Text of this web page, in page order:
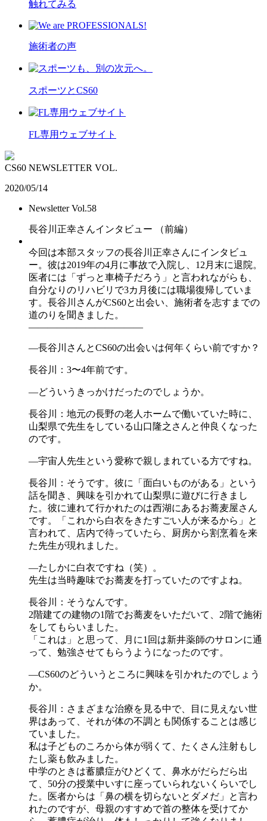
触れてみる
施術者の声
スポーツとCS60
FL専用ウェブサイト
CS60 NEWSLETTER VOL.
2020/05/14
Newsletter Vol.58
長谷川正幸さんインタビュー （前編）
今回は本部スタッフの長谷川正幸さんにインタビュ
ー。彼は2019年の4月に事故で入院し、12月末に退院。
医者には「ずっと車椅子だろう」と言われながらも、
自分なりのリハビリで3カ月後には職場復帰していま
す。長谷川さんがCS60と出会い、施術者を志すまでの
道のりを聞きました。
――――――――――――
―長谷川さんとCS60の出会いは何年くらい前ですか？
長谷川：3〜4年前です。
―どういうきっかけだったのでしょうか。
長谷川：地元の長野の老人ホームで働いていた時に、
山梨県で先生をしている山口隆之さんと仲良くなった
のです。
―宇宙人先生という愛称で親しまれている方ですね。
長谷川：そうです。彼に「面白いものがある」という
話を聞き、興味を引かれて山梨県に遊びに行きまし
た。彼に連れて行かれたのは西湖にあるお蕎麦屋さん
です。「これから白衣をきたすごい人が来るから」と
言われて、店内で待っていたら、厨房から割烹着を来
た先生が現れました。
―たしかに白衣ですね（笑）。
先生は当時趣味でお蕎麦を打っていたのですよね。
長谷川：そうなんです。
2階建ての建物の1階でお蕎麦をいただいて、2階で施術
をしてもらいました。
「これは」と思って、月に1回は新井薬師のサロンに通
って、勉強させてもらうようになったのです。
―CS60のどういうところに興味を引かれたのでしょう
か。
長谷川：さまざまな治療を見る中で、目に見えない世
界はあって、それが体の不調とも関係することは感じ
ていました。
私は子どものころから体が弱くて、たくさん注射もし
たし薬も飲みました。
中学のときは蓄膿症がひどくて、鼻水がだらだら出
て、50分の授業中いすに座っていられないくらいでし
た。医者からは「鼻の横を切らないとダメだ」と言わ
れたのですが、母親のすすめで首の整体を受けてか